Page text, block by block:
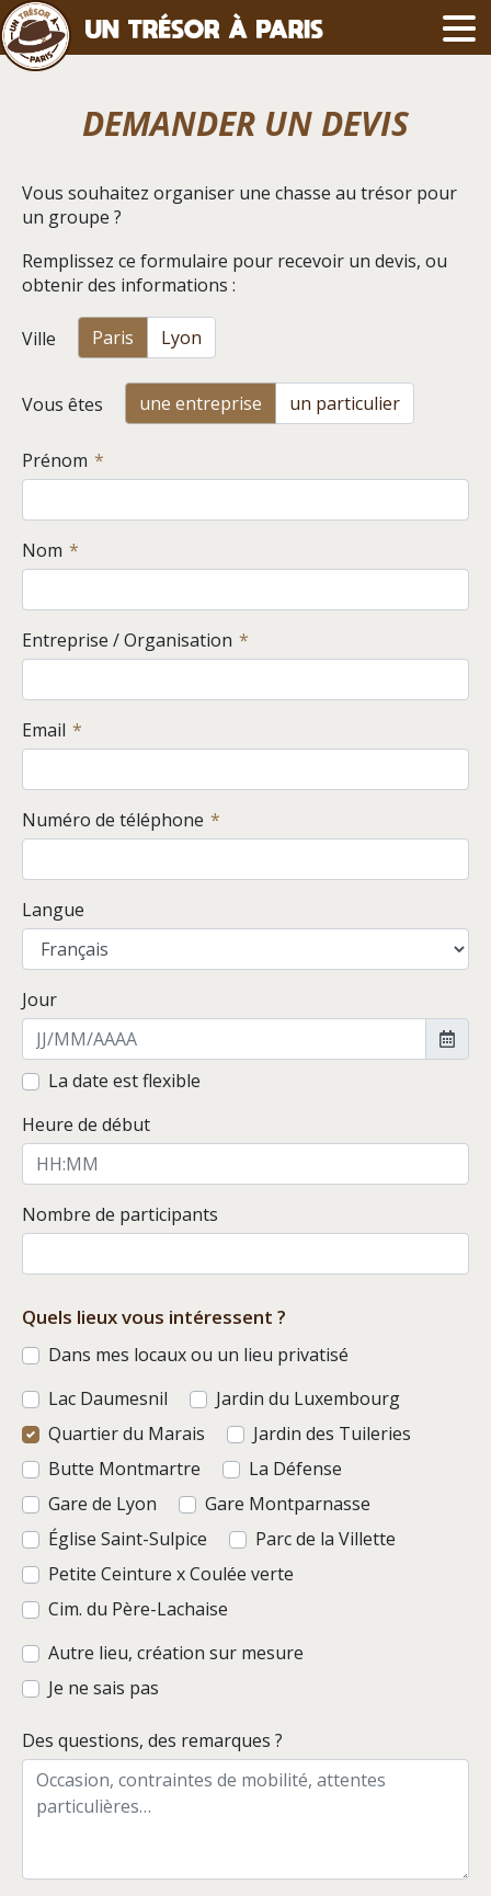
DEMANDER UN DEVIS
Vous souhaitez organiser une chasse au trésor pour
un groupe ?
Remplissez ce formulaire pour recevoir un devis, ou
obtenir des informations :
Ville Paris Lyon
Vous êtes une entreprise un particulier
Prénom
Nom
Entreprise / Organisation
Email
Numéro de téléphone
Langue
Jour
La date est flexible
Heure de début
Nombre de participants
Quels lieux vous intéressent ?
Dans mes locaux ou un lieu privatisé
Lac Daumesnil
Jardin du Luxembourg
Quartier du Marais
Jardin des Tuileries
Butte Montmartre
La Défense
Gare de Lyon
Gare Montparnasse
Église Saint-Sulpice
Parc de la Villette
Petite Ceinture x Coulée verte
Cim. du Père-Lachaise
Autre lieu, création sur mesure
Je ne sais pas
Des questions, des remarques ?